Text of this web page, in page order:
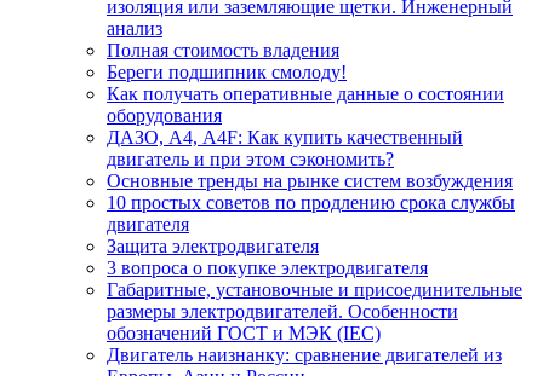
изоляция или заземляющие щетки. Инженерный
анализ
Полная стоимость владения
Береги подшипник смолоду!
Как получать оперативные данные о состоянии
оборудования
ДАЗО, А4, А4F: Как купить качественный
двигатель и при этом сэкономить?
Основные тренды на рынке систем возбуждения
10 простых советов по продлению срока службы
двигателя
Защита электродвигателя
3 вопроса о покупке электродвигателя
Габаритные, установочные и присоединительные
размеры электродвигателей. Особенности
обозначений ГОСТ и МЭК (IEC)
Двигатель наизнанку: сравнение двигателей из